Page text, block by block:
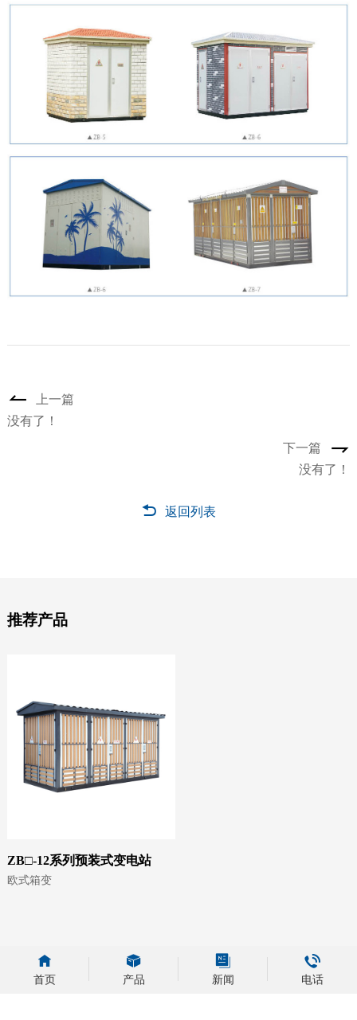
上一篇
没有了！
下一篇
没有了！
返回列表
推荐产品
ZB□-12系列预装式变电站
欧式箱变
首页 产品 新闻 电话